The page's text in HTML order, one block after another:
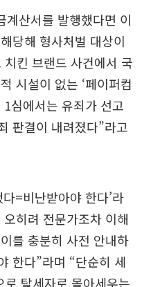
계산서를 발행했다면 이
당해 형사처벌 대상이
킨 브랜드 사건에서 국
시설이 없는 ‘페이퍼컴
심에서는 유죄가 선고
판결이 내려졌다”라고
=비난받아야 한다’라
히려 전문가조차 이해
를 충분히 사전 안내하
한다”라며 “단순히 세
탈세자로 몰아세우는